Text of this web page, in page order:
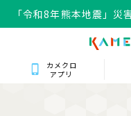
「令和8年熊本地震」災
カメクロ
アプリ